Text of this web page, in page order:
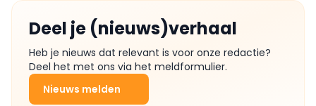
Deel je (nieuws)verhaal
Heb je nieuws dat relevant is voor onze redactie?
Deel het met ons via het meldformulier.
Nieuws melden